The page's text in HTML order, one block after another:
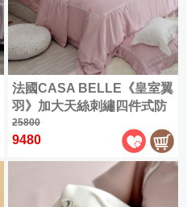
法國CASA BELLE《皇室翼
羽》加大天絲刺繡四件式防
蹣抗菌吸濕排汗兩用被床包
組(共兩色可選)
25800
9480